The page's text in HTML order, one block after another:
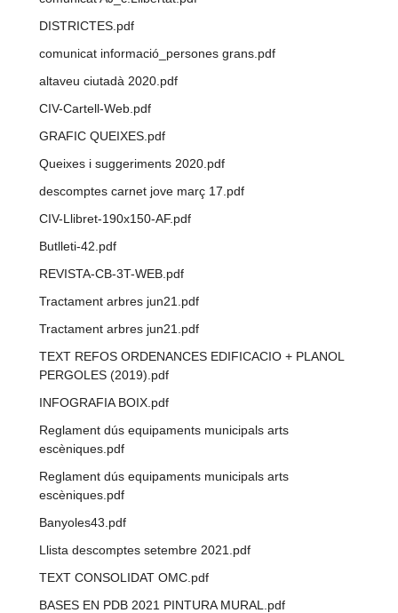
DISTRICTES.pdf
comunicat informació_persones grans.pdf
altaveu ciutadà 2020.pdf
CIV-Cartell-Web.pdf
GRAFIC QUEIXES.pdf
Queixes i suggeriments 2020.pdf
descomptes carnet jove març 17.pdf
CIV-Llibret-190x150-AF.pdf
Butlleti-42.pdf
REVISTA-CB-3T-WEB.pdf
Tractament arbres jun21.pdf
Tractament arbres jun21.pdf
TEXT REFOS ORDENANCES EDIFICACIO + PLANOL
PERGOLES (2019).pdf
INFOGRAFIA BOIX.pdf
Reglament dús equipaments municipals arts
escèniques.pdf
Reglament dús equipaments municipals arts
escèniques.pdf
Banyoles43.pdf
Llista descomptes setembre 2021.pdf
TEXT CONSOLIDAT OMC.pdf
BASES EN PDB 2021 PINTURA MURAL.pdf